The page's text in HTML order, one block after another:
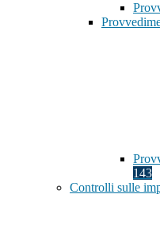
143
Controlli sulle